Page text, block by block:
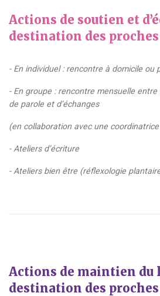
Actions de soutien et
destination des
- En individuel : rencontre à domicile ou
- En groupe : rencontre mensuelle
de parole et d’échanges
(en collaboration avec une coordinatrice
- Ateliers d’écriture
- Ateliers bien être (réflexologie
Actions de maintien du
destination des